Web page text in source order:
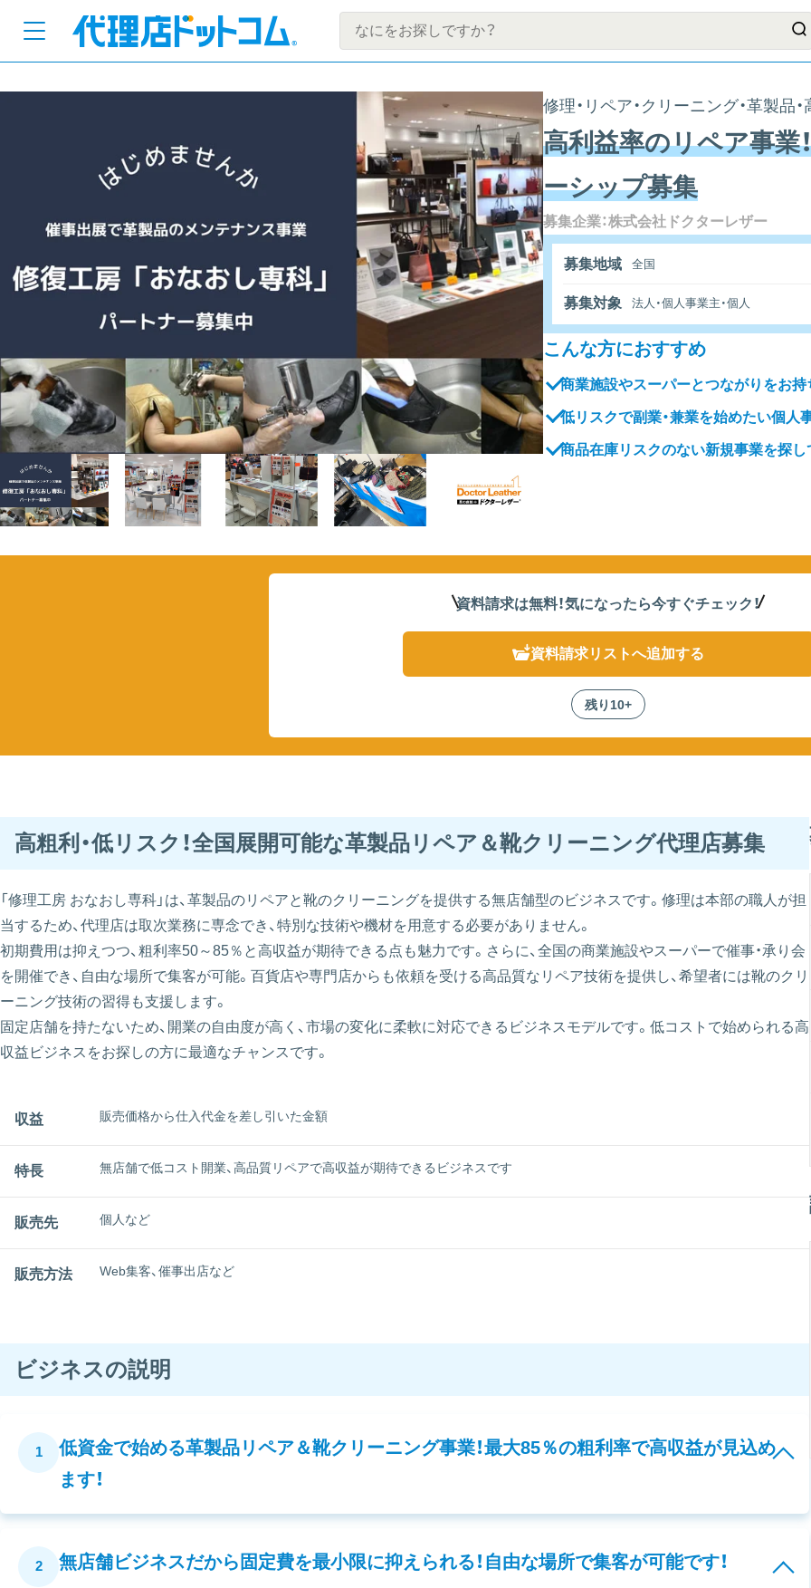
修理・リペア・クリーニング・革製品
高利益率のリペア事業
ーシップ募集
募集企業：株式会社ドクターレザー
募集地域 全国
募集対象 法人・個人事業主・個人
こんな方におすすめ
商業施設やスーパーとつながりをお
低リスクで副業・兼業を始めたい個人
商品在庫リスクのない新規事業を探
資料請求は無料！気になったら今すぐチェック！
資料請求リストへ追加する
残り10+
高粗利・低リスク！全国展開可能な革製品リペア＆靴クリーニング代理店募集
「修理工房 おなおし専科」は、革製品のリペアと靴のクリーニングを提供する無店舗型のビジネスです。修理は本部の職人が担
当するため、代理店は取次業務に専念でき、特別な技術や機材を用意する必要がありません。
初期費用は抑えつつ、粗利率50～85％と高収益が期待できる点も魅力です。さらに、全国の商業施設やスーパーで催事・承り会
を開催でき、自由な場所で集客が可能。百貨店や専門店からも依頼を受ける高品質なリペア技術を提供し、希望者には靴のクリ
ーニング技術の習得も支援します。
固定店舗を持たないため、開業の自由度が高く、市場の変化に柔軟に対応できるビジネスモデルです。低コストで始められる高
収益ビジネスをお探しの方に最適なチャンスです。
収益 販売価格から仕入代金を差し引いた金額
特長 無店舗で低コスト開業、高品質リペアで高収益が期待できるビジネスです
販売先 個人など
販売方法 Web集客、催事出店など
ビジネスの説明
1
低資金で始める革製品リペア＆靴クリーニング事業！最大85％の粗利率で高収益が見込め
ます！
2 無店舗ビジネスだから固定費を最小限に抑えられる！自由な場所で集客が可能です！